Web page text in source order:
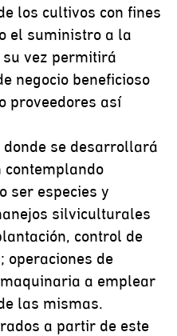
los cultivos con fines
el suministro a la
su vez permitirá
negocio beneficioso
proveedores así
se desarrollará
contemplando
ser especies y
silviculturales
control de
operaciones de
a emplear
las mismas.
a partir de este